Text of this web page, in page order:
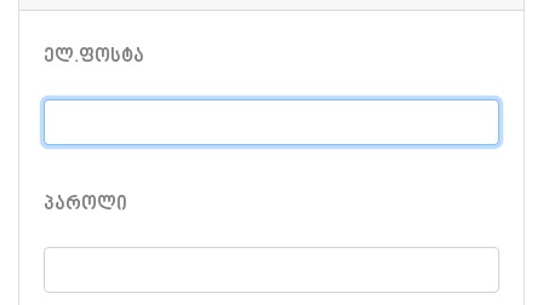
ელ.ფოსტა
პაროლი